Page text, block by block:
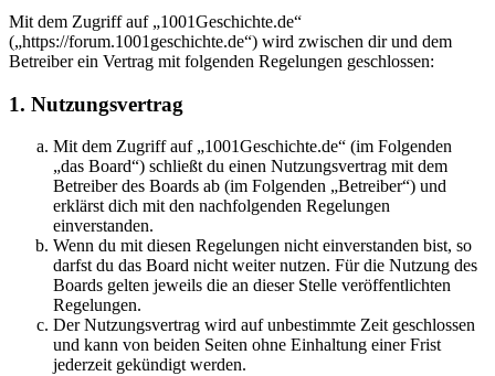
Mit dem Zugriff auf „1001Geschichte.de“
(„https://forum.1001geschichte.de“) wird zwischen dir und dem
Betreiber ein Vertrag mit folgenden Regelungen geschlossen:
1. Nutzungsvertrag
Mit dem Zugriff auf „1001Geschichte.de“ (im Folgenden
„das Board“) schließt du einen Nutzungsvertrag mit dem
Betreiber des Boards ab (im Folgenden „Betreiber“) und
erklärst dich mit den nachfolgenden Regelungen
einverstanden.
Wenn du mit diesen Regelungen nicht einverstanden bist, so
darfst du das Board nicht weiter nutzen. Für die Nutzung des
Boards gelten jeweils die an dieser Stelle veröffentlichten
Regelungen.
Der Nutzungsvertrag wird auf unbestimmte Zeit geschlossen
und kann von beiden Seiten ohne Einhaltung einer Frist
jederzeit gekündigt werden.